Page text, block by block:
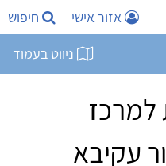
אזור אישי חיפוש
ניווט בעמוד
עקיבא